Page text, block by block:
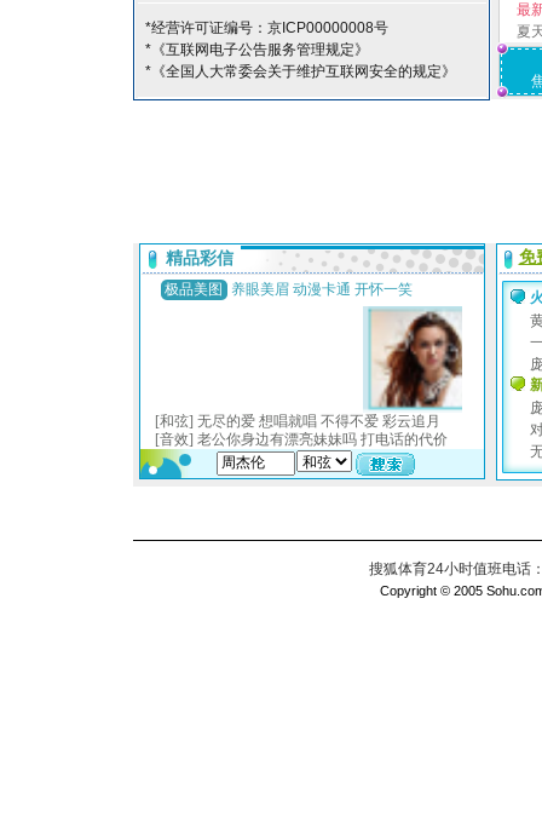
*经营许可证编号：京ICP00000008号
*《互联网电子公告服务管理规定》
*《全国人大常委会关于维护互联网安全的规定》
最
夏
搜狐体育24小时值班电话
Copyright © 2005